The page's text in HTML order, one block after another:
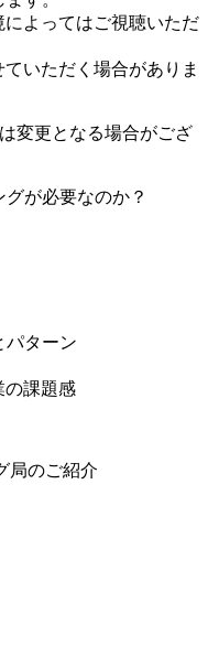
よってはご視聴いただ
いただく場合がありま
変更となる場合がござ
が必要なのか？
パターン
の課題感
局のご紹介